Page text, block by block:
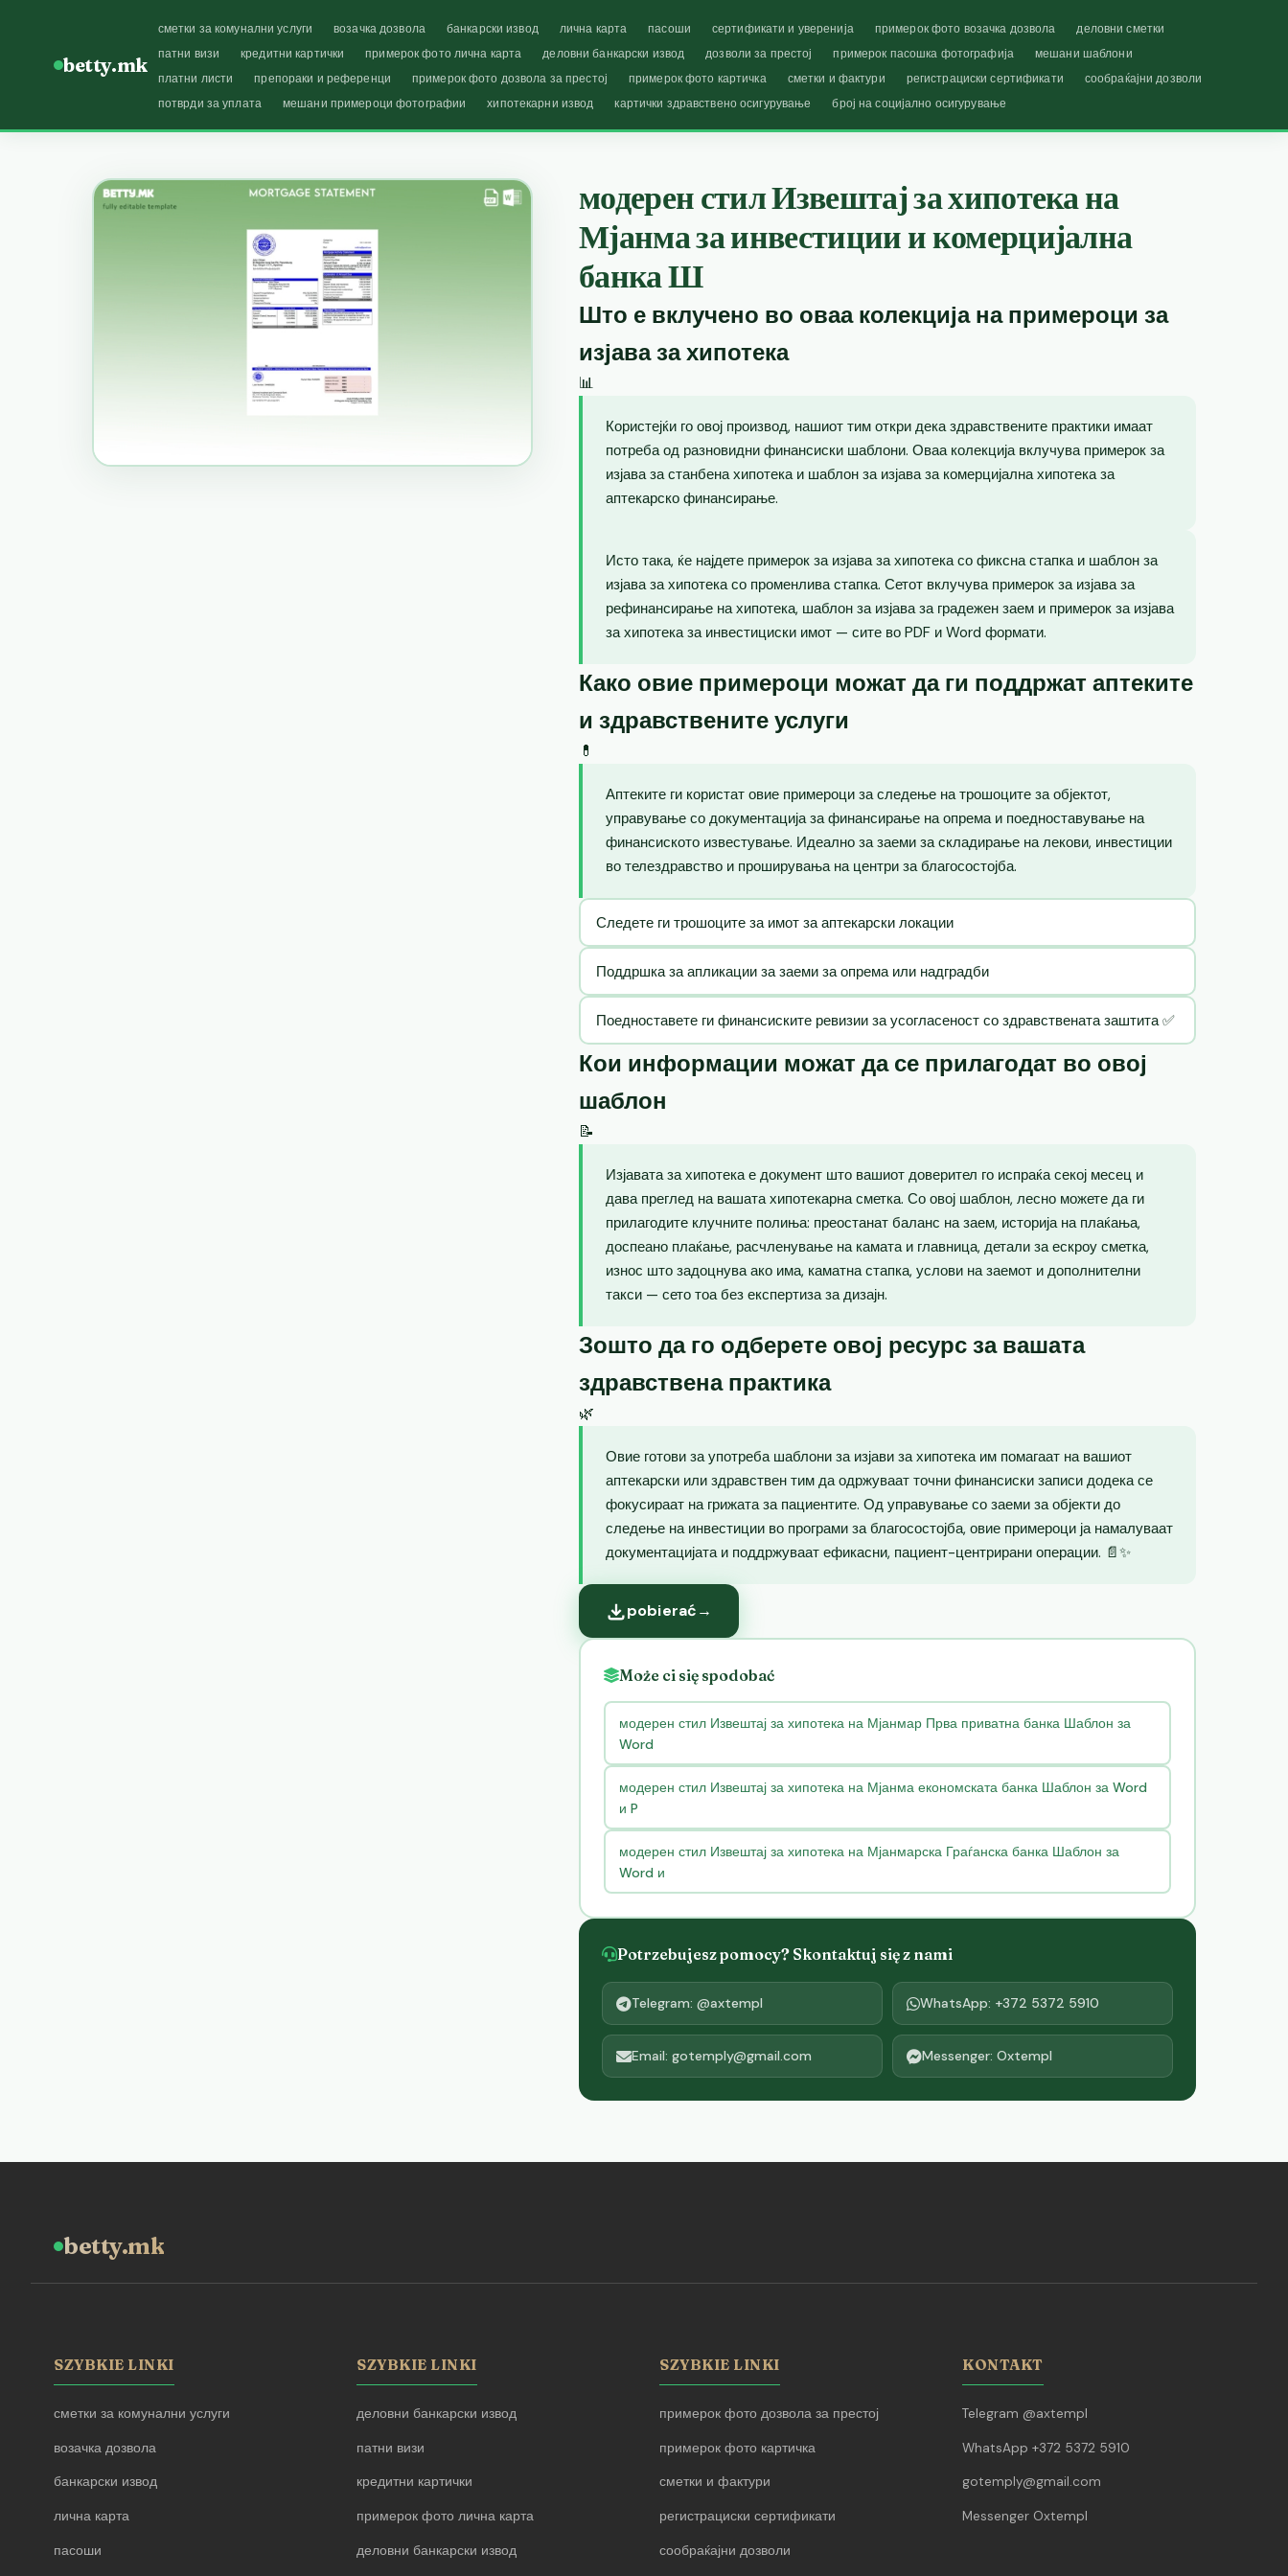
betty.mk
сметки за комунални услуги возачка дозвола банкарски извод лична карта пасоши сертификати и уверенија примерок фото возачка дозвола
деловни сметки
патни визи
кредитни картички примерок фото лична карта деловни банкарски извод дозволи за престој примерок пасошка фотографија
мешани шаблони
платни листи
препораки и референци примерок фото дозвола за престој примерок фото картичка сметки и фактури регистрациски сертификати
сообраќајни дозволи
потврди за уплата
мешани примероци фотографии хипотекарни извод картички здравствено осигурување број на социјално осигурување
модерен стил Извештај за хипотека на
Мјанма за инвестиции и комерцијална
банка Ш
Што е вклучено во оваа колекција на примероци за
изјава за хипотека
📊
Користејќи го овој производ, нашиот тим откри дека здравствените практики имаат
потреба од разновидни финансиски шаблони. Оваа колекција вклучува примерок за
изјава за станбена хипотека и шаблон за изјава за комерцијална хипотека за
аптекарско финансирање.
Исто така, ќе најдете примерок за изјава за хипотека со фиксна стапка и шаблон за
изјава за хипотека со променлива стапка. Сетот вклучува примерок за изјава за
рефинансирање на хипотека, шаблон за изјава за градежен заем и примерок за изјава
за хипотека за инвестициски имот — сите во PDF и Word формати.
Како овие примероци можат да ги поддржат аптеките
и здравствените услуги
💊
Аптеките ги користат овие примероци за следење на трошоците за објектот,
управување со документација за финансирање на опрема и поедноставување на
финансиското известување. Идеално за заеми за складирање на лекови, инвестиции
во телездравство и проширувања на центри за благосостојба.
Следете ги трошоците за имот за аптекарски локации
Поддршка за апликации за заеми за опрема или надградби
Поедноставете ги финансиските ревизии за усогласеност со здравствената заштита ✅
Кои информации можат да се прилагодат во овој
шаблон
📝
Изјавата за хипотека е документ што вашиот доверител го испраќа секој месец и
дава преглед на вашата хипотекарна сметка. Со овој шаблон, лесно можете да ги
прилагодите клучните полиња: преостанат баланс на заем, историја на плаќања,
доспеано плаќање, расчленување на камата и главница, детали за ескроу сметка,
износ што задоцнува ако има, каматна стапка, услови на заемот и дополнителни
такси — сето тоа без експертиза за дизајн.
Зошто да го одберете овој ресурс за вашата
здравствена практика
🌿
Овие готови за употреба шаблони за изјави за хипотека им помагаат на вашиот
аптекарски или здравствен тим да одржуваат точни финансиски записи додека се
фокусираат на грижата за пациентите. Од управување со заеми за објекти до
следење на инвестиции во програми за благосостојба, овие примероци ја намалуваат
документацијата и поддржуваат ефикасни, пациент-центрирани операции. 📄✨
pobierać→
Może ci się spodobać
модерен стил Извештај за хипотека на Мјанмар Прва приватна банка Шаблон за
Word
модерен стил Извештај за хипотека на Мјанма економската банка Шаблон за Word
и P
модерен стил Извештај за хипотека на Мјанмарска Граѓанска банка Шаблон за
Word и
Potrzebujesz pomocy? Skontaktuj się z nami
Telegram: @axtempl WhatsApp: +372 5372 5910
Email: gotemply@gmail.com Messenger: Oxtempl
betty.mk
SZYBKIE LINKI
сметки за комунални услуги
возачка дозвола
банкарски извод
лична карта
пасоши
SZYBKIE LINKI
деловни банкарски извод
патни визи
кредитни картички
примерок фото лична карта
деловни банкарски извод
SZYBKIE LINKI
примерок фото дозвола за престој
примерок фото картичка
сметки и фактури
регистрациски сертификати
сообраќајни дозволи
KONTAKT
Telegram @axtempl
WhatsApp +372 5372 5910
gotemply@gmail.com
Messenger Oxtempl